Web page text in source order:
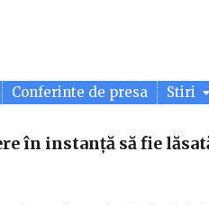
Conferinte de presa Stiri
în instanță să fie